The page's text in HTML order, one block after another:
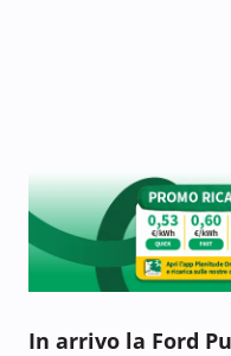
In arrivo la Ford